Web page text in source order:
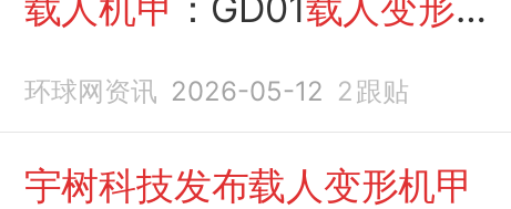
通工具，售价 390...
环球网资讯 2026-05-12 2 跟贴
宇树科技发布载人变形机甲